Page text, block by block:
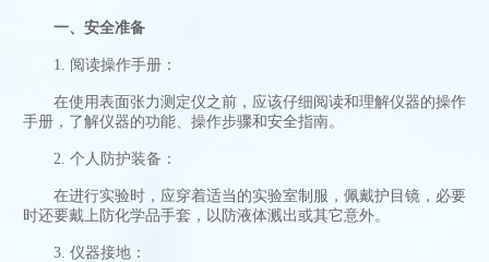
一、安全准备
1. 阅读操作手册：
在使用表面张力测定仪之前，应该仔细阅读和理解仪器的操作
手册，了解仪器的功能、操作步骤和安全指南。
2. 个人防护装备：
在进行实验时，应穿着适当的实验室制服，佩戴护目镜，必要
时还要戴上防化学品手套，以防液体溅出或其它意外。
3. 仪器接地：